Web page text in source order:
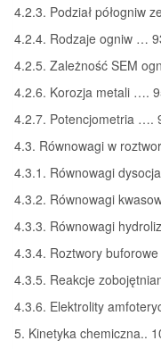
4.2.3. Podział półogniw
4.2.4. Rodzaje ogniw …
4.2.5. Zależność SEM
4.2.6. Korozja metali ….
4.2.7. Potencjometria ….
4.3. Równowagi w
4.3.1. Równowagi
4.3.2. Równowagi
4.3.3. Równowagi
4.3.4. Roztwory
4.3.5. Reakcje
4.3.6. Elektrolity
5. Kinetyka chemiczna..